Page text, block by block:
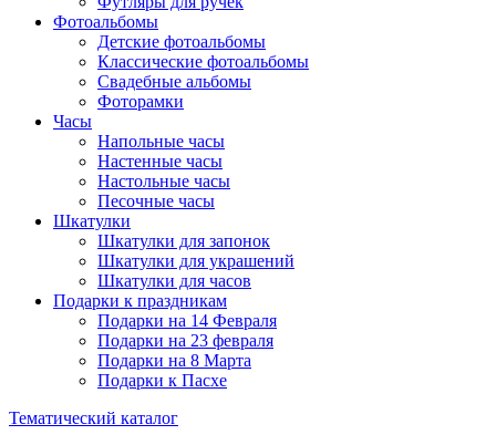
Фотоальбомы
Детские фотоальбомы
Классические фотоальбомы
Свадебные альбомы
Фоторамки
Часы
Напольные часы
Настенные часы
Настольные часы
Песочные часы
Шкатулки
Шкатулки для запонок
Шкатулки для украшений
Шкатулки для часов
Подарки к праздникам
Подарки на 14 Февраля
Подарки на 23 февраля
Подарки на 8 Марта
Подарки к Пасхе
Тематический каталог